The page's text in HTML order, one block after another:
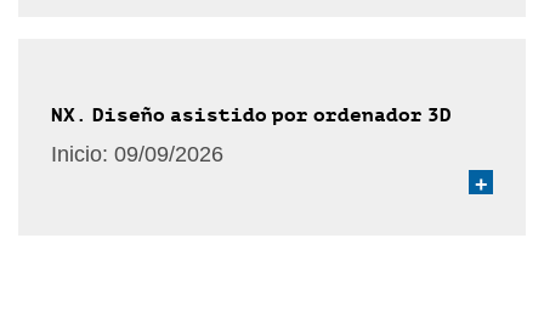
NX. Diseño asistido por ordenador 3D
Inicio: 09/09/2026
+